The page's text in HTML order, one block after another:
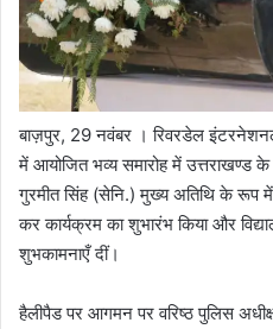
बाज़पुर, 29 नवंबर । रिवरडेल
में आयोजित भव्य समारोह में उत्तराखण्ड
गुरमीत सिंह (सेनि.) मुख्य अतिथि के रूप में
कर कार्यक्रम का शुभारंभ किया और
शुभकामनाएँ दीं।
हैलीपैड पर आगमन पर वरिष्ठ पुलिस